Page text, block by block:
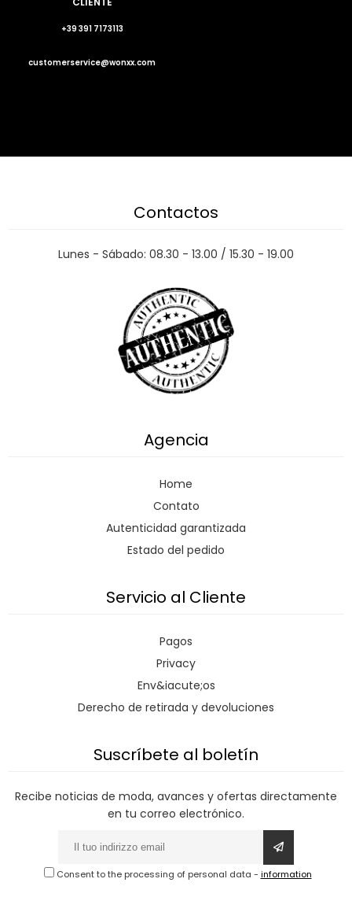
+39 391 7173113
customerservice@wonxx.com
Contactos
Lunes - Sábado: 08.30 - 13.00 / 15.30 - 19.00
Agencia
Home
Contato
Autenticidad garantizada
Estado del pedido
Servicio al Cliente
Pagos
Privacy
Env&iacute;os
Derecho de retirada y devoluciones
Suscríbete al boletín
Recibe noticias de moda, avances y ofertas directamente
en tu correo electrónico.
Consent to the processing of personal data - information